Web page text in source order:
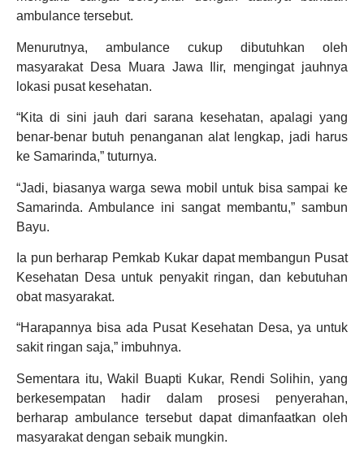
ambulance tersebut.
Menurutnya, ambulance cukup dibutuhkan oleh
masyarakat Desa Muara Jawa Ilir, mengingat jauhnya
lokasi pusat kesehatan.
“Kita di sini jauh dari sarana kesehatan, apalagi yang
benar-benar butuh penanganan alat lengkap, jadi harus
ke Samarinda,” tuturnya.
“Jadi, biasanya warga sewa mobil untuk bisa sampai ke
Samarinda. Ambulance ini sangat membantu,” sambun
Bayu.
Ia pun berharap Pemkab Kukar dapat membangun Pusat
Kesehatan Desa untuk penyakit ringan, dan kebutuhan
obat masyarakat.
“Harapannya bisa ada Pusat Kesehatan Desa, ya untuk
sakit ringan saja,” imbuhnya.
Sementara itu, Wakil Buapti Kukar, Rendi Solihin, yang
berkesempatan hadir dalam prosesi penyerahan,
berharap ambulance tersebut dapat dimanfaatkan oleh
masyarakat dengan sebaik mungkin.